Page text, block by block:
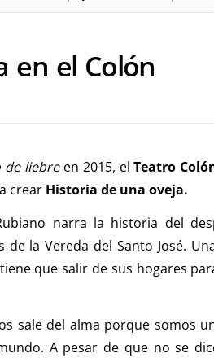
en el Colón
de liebreen 2015, elTeatro
crear Historia de una oveja.
narra la historia del
la Vereda del Santo José.
que salir de sus hogares
sale del alma porque somos
A pesar de que no se